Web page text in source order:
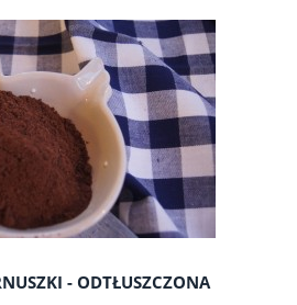
do koszyka
- ODTŁUSZCZONA